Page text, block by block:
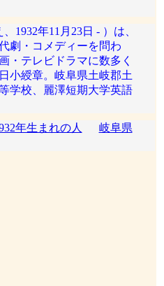
1932年11月23日 - ）は、
劇・コメディーを問わ
・テレビドラマに数多く
小綬章。岐阜県土岐郡土
学校、麗澤短期大学英語
年生まれの人
岐阜県